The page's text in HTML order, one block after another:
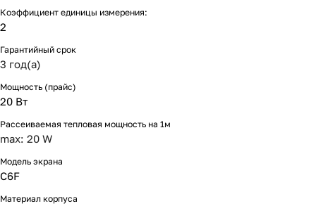
Коэффициент единицы измерения:
2
Гарантийный срок
3 год(а)
Мощность (прайс)
20 Вт
Рассеиваемая тепловая мощность на 1м
max: 20 W
Модель экрана
C6F
Материал корпуса